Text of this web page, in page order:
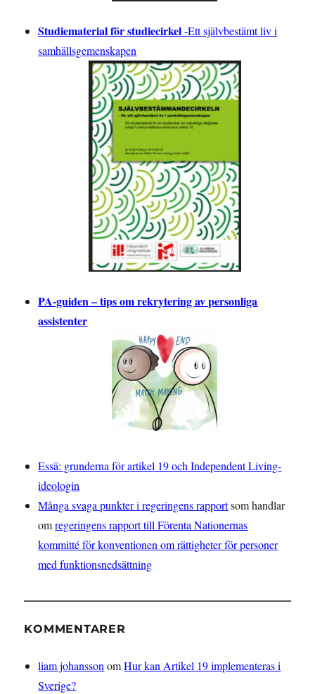
Studiematerial för studiecirkel-Ett självbestämt liv i
samhällsgemenskapen
PA-guiden – tips om rekrytering av personliga
assistenter
Essä: grunderna för artikel 19 och Independent Living-
ideologin
Många svaga punkter i regeringens rapportsom handlar
omregeringens rapport till Förenta Nationernas
kommitté för konventionen om rättigheter för personer
med funktionsnedsättning
KOMMENTARER
liam johansson omHur kan Artikel 19 implementeras i
Sverige?